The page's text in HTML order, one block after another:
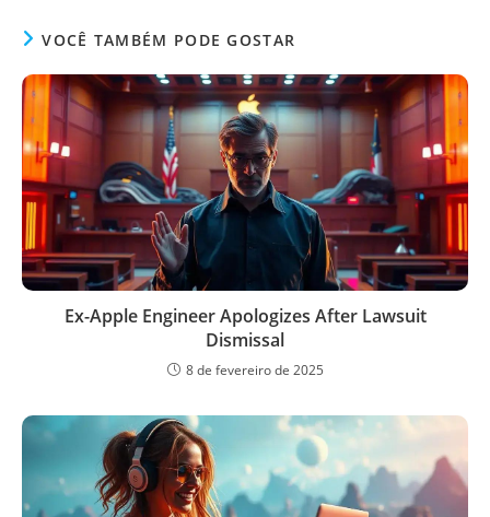
VOCÊ TAMBÉM PODE GOSTAR
Ex-Apple Engineer Apologizes After Lawsuit
Dismissal
8 de fevereiro de 2025